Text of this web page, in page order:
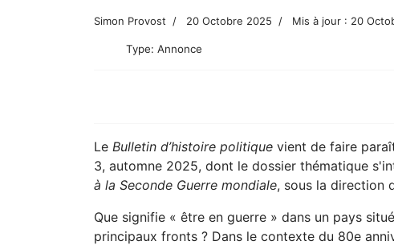
Simon Provost 20 Octobre 2025 Mis à jour : 20
Type: Annonce
Le Bulletin d’histoire politique vient de faire
3, automne 2025, dont le dossier thématique
à la Seconde Guerre mondiale, sous la direction
Que signifie « être en guerre » dans un pays
principaux fronts ? Dans le contexte du 80e